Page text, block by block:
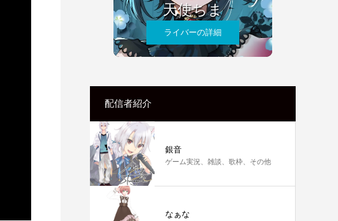
天使ちま
ライバーの詳細
配信者紹介
銀音
ゲーム実況、雑談、歌枠、その他
なぁな